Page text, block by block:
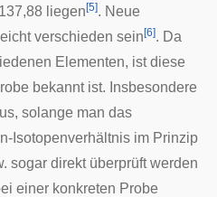
liegen [5]. Neue
verschieden sein [6]. Da
Elementen, ist diese
bekannt ist. Insbesondere
solange man das
Isotopenverhältnis im Prinzip
sogar direkt überprüft werden
einer konkreten Probe